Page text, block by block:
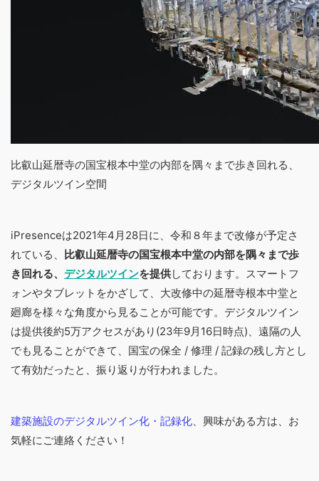
比叡山延暦寺の国宝根本中堂の内部を隅々まで歩き回れる、
デジタルツイン空間
iPresenceは2021年4月28日に、令和８年まで改修が予定さ
れている、 比叡山延暦寺の国宝根本中堂の内部を隅々まで歩
き回れる、 デジタルツインを提供しております。スマートフ
ォンやタブレットをかざして、大改修中の延暦寺根本中堂と
廻廊を様々な角度から見ることが可能です。デジタルツイン
は提供後約5万アクセスがあり(23年9月16日時点)、遠隔の人
でも見ることができて、国宝の保全 / 修理 / 記録の残し方とし
て有効だったと、振り返りが行われました。
建築施設のデジタルツイン化・記録化
興味がある方は、お
気軽にご連絡ください！